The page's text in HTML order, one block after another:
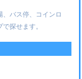
バス停、コインロ
探せます。